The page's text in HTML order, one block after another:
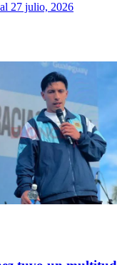
27 julio, 2026